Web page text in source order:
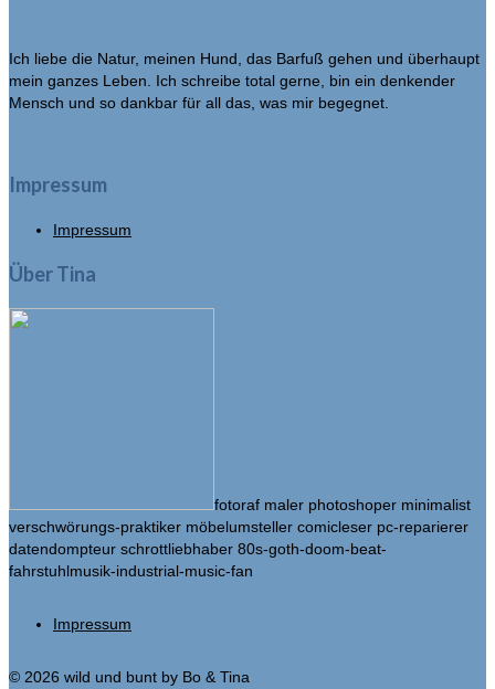
Ich liebe die Natur, meinen Hund, das Barfuß gehen und überhaupt
mein ganzes Leben. Ich schreibe total gerne, bin ein denkender
Mensch und so dankbar für all das, was mir begegnet.
Impressum
Impressum
Über Tina
fotoraf maler photoshoper minimalist
verschwörungs-praktiker möbelumsteller comicleser pc-reparierer
datendompteur schrottliebhaber 80s-goth-doom-beat-
fahrstuhlmusik-industrial-music-fan
Impressum
© 2026 wild und bunt by Bo & Tina